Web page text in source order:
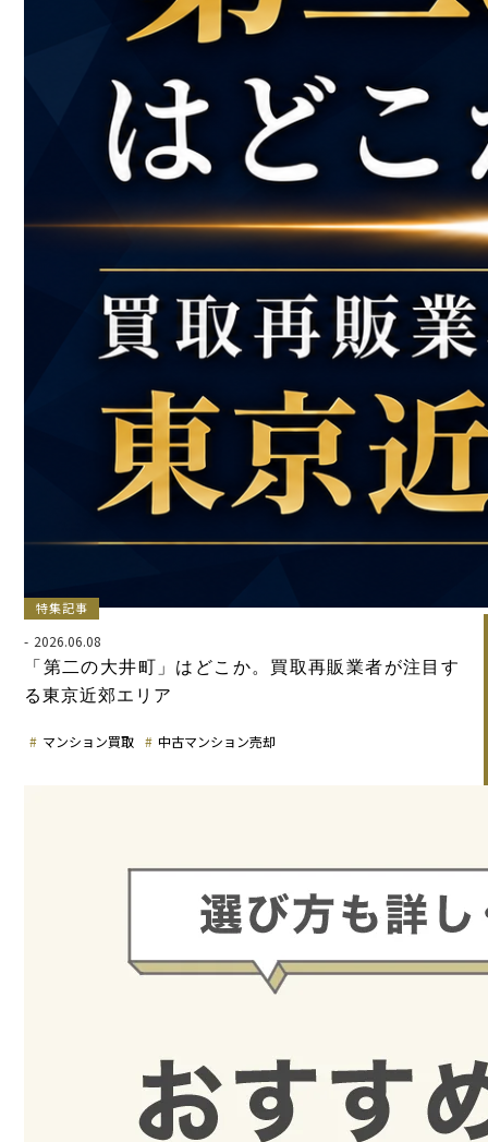
特集記事
2026.06.08
「第二の大井町」はどこか。買取再販業者が注目す
る東京近郊エリア
マンション買取 中古マンション売却